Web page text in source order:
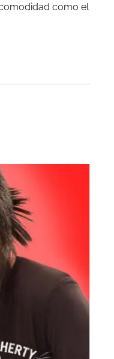
como el